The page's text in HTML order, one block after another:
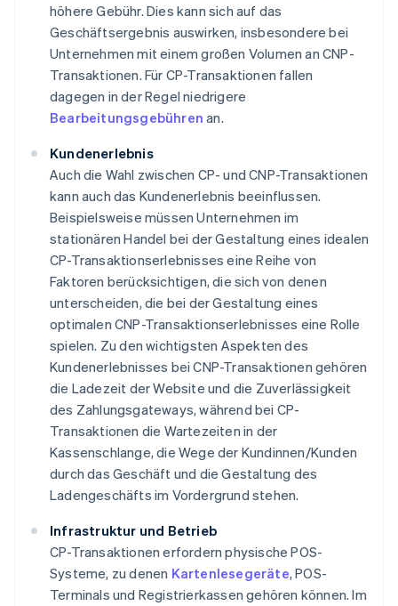
höhere Gebühr. Dies kann sich auf das
Geschäftsergebnis auswirken, insbesondere bei
Unternehmen mit einem großen Volumen an CNP-
Transaktionen. Für CP-Transaktionen fallen
dagegen in der Regel niedrigere
Bearbeitungsgebühren an.
Kundenerlebnis
Auch die Wahl zwischen CP- und CNP-Transaktionen
kann auch das Kundenerlebnis beeinflussen.
Beispielsweise müssen Unternehmen im
stationären Handel bei der Gestaltung eines idealen
CP-Transaktionserlebnisses eine Reihe von
Faktoren berücksichtigen, die sich von denen
unterscheiden, die bei der Gestaltung eines
optimalen CNP-Transaktionserlebnisses eine Rolle
spielen. Zu den wichtigsten Aspekten des
Kundenerlebnisses bei CNP-Transaktionen gehören
die Ladezeit der Website und die Zuverlässigkeit
des Zahlungsgateways, während bei CP-
Transaktionen die Wartezeiten in der
Kassenschlange, die Wege der Kundinnen/Kunden
durch das Geschäft und die Gestaltung des
Ladengeschäfts im Vordergrund stehen.
Infrastruktur und Betrieb
CP-Transaktionen erfordern physische POS-
Systeme, zu denen Kartenlesegeräte, POS-
Terminals und Registrierkassen gehören können. Im